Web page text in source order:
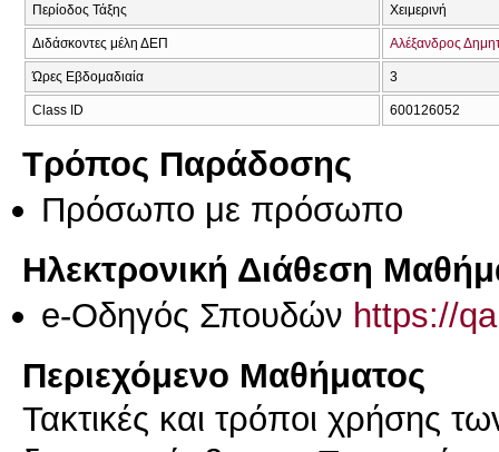
Περίοδος Τάξης Χειμερινή
Διδάσκοντες μέλη ΔΕΠ Αλέξανδρος
Ώρες Εβδομαδιαία 3
Class ID 600126052
Τρόπος Παράδοσης
Πρόσωπο με πρόσωπο
Ηλεκτρονική Διάθεση
e-Οδηγός Σπουδών https://
Περιεχόμενο Μαθήματος
Τακτικές και τρόποι χρήσης